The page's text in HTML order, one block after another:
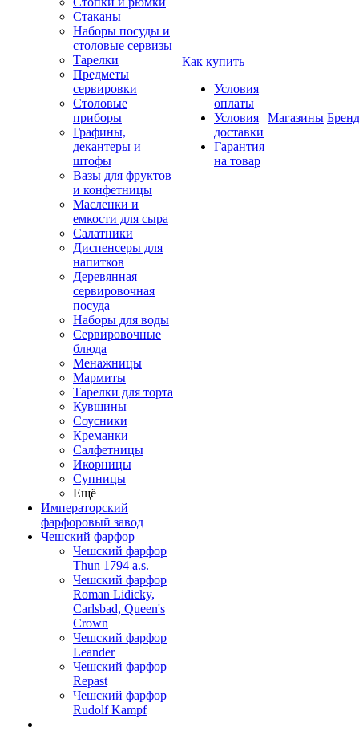
Стаканы
Наборы посуды и
столовые сервизы
Тарелки
Предметы
сервировки
Столовые
приборы
Графины,
декантеры и
штофы
Вазы для фруктов
и конфетницы
Масленки и
емкости для сыра
Салатники
Диспенсеры для
напитков
Деревянная
сервировочная
посуда
Наборы для воды
Сервировочные
блюда
Менажницы
Мармиты
Тарелки для торта
Кувшины
Соусники
Креманки
Салфетницы
Икорницы
Супницы
Ещё
Императорский
фарфоровый завод
Чешский фарфор
Чешский фарфор
Thun 1794 a.s.
Чешский фарфор
Roman Lidicky,
Carlsbad, Queen's
Crown
Чешский фарфор
Leander
Чешский фарфор
Repast
Чешский фарфор
Rudolf Kampf
Как купить
Условия
оплаты
Условия
доставки
Гарантия
на товар
Магазины